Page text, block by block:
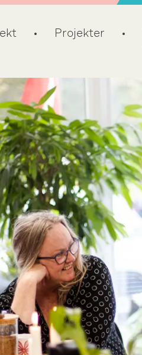
Projekter